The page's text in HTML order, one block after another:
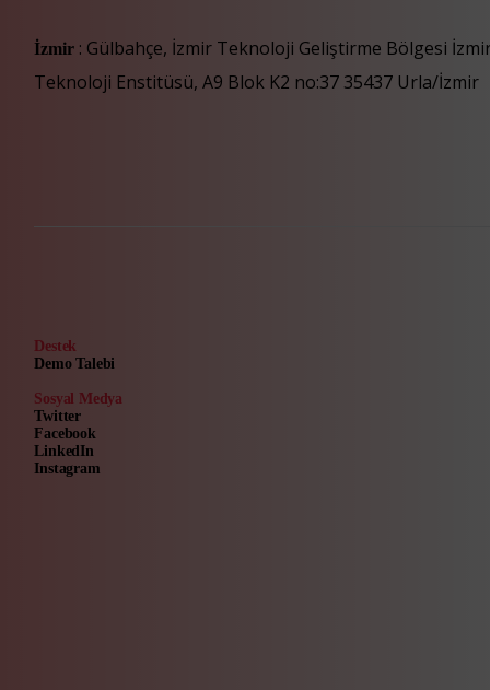
İzmir : Gülbahçe, İzmir Teknoloji Geliştirme Bölgesi
Teknoloji Enstitüsü, A9 Blok K2 no:37 35437 Urla/İzmir
Destek
Demo Talebi
Sosyal Medya
Twitter
Facebook
LinkedIn
Instagram